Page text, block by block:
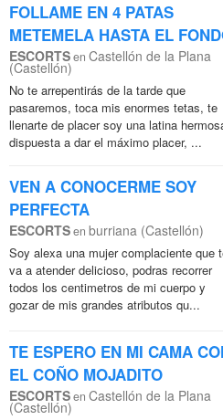
FOLLAME EN 4 PATAS
METEMELA HASTA EL
ESCORTSen Castellón de la Plana
(Castellón)
No te arrepentirás de la tarde que
pasaremos, toca mis enormes tetas, te
llenarte de placer soy una latina
dispuesta a dar el máximo placer, ...
VEN A CONOCERME SOY
PERFECTA
ESCORTSen burriana (Castellón)
Soy alexa una mujer complaciente que
va a atender delicioso, podras recorrer
todos los centimetros de mi cuerpo y
gozar de mis grandes atributos qu...
TE ESPERO EN MI CAMA
EL COÑO MOJADITO
ESCORTSen Castellón de la Plana
(Castellón)